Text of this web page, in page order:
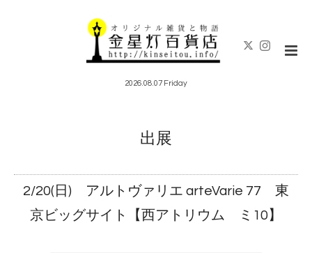
2026.08.07 Friday
出展
2/20(日) アルトヴァリエ arteVarie 77 東
京ビッグサイト【西アトリウム ミ10】